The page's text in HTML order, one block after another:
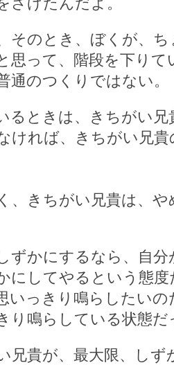
そのとき、ぼくが、
思って、階段を下り
通のつくりではない。
るときは、きちがい
ければ、きちがい兄
、きちがい兄貴は、
ずかにするなら、自
にしてやるという態
いっきり鳴らしたいの
り鳴らしている状態だ
兄貴が、最大限、し